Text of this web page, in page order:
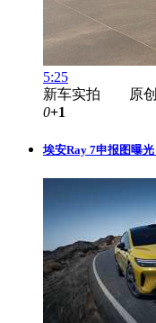
5:25
新车实拍 原创
0+1
埃安Ray 7申报图曝